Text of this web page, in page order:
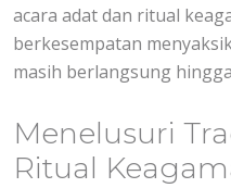
acara adat dan ritual
berkesempatan
masih berlangsung
Menelusuri
Ritual